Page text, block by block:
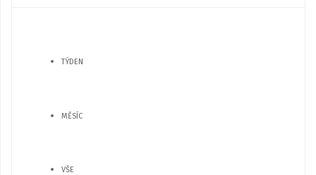
TÝDEN
MĚSÍC
VŠE